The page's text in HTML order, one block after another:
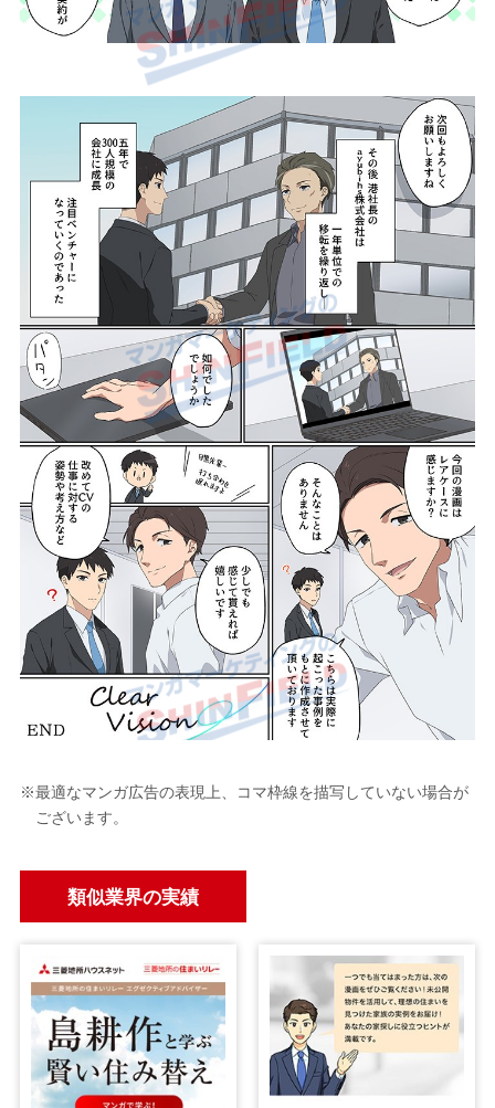
※最適なマンガ広告の表現上、コマ枠線を描写していない場合が
ございます。
類似業界の実績